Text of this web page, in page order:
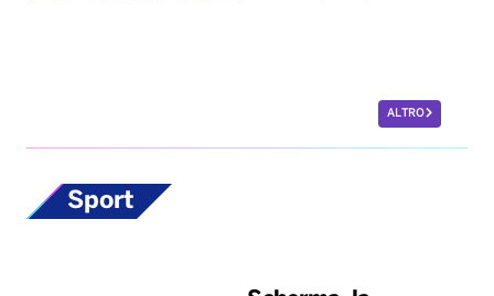
ALTRO
Sport